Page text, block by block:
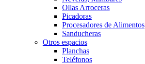
Ollas Arroceras
Picadoras
Procesadores de Alimentos
Sanducheras
Otros espacios
Planchas
Teléfonos